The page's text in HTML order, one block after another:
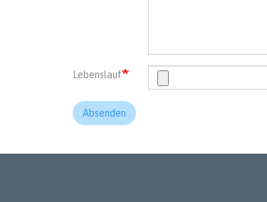
Lebenslauf
Absenden